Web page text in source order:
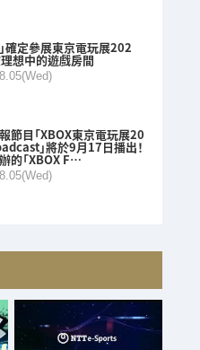
確定參展東京電玩展202
理想中的遊戲房間
節目「XBOX東京電玩展20
」將於9月17日播出！
的「XBOX F…